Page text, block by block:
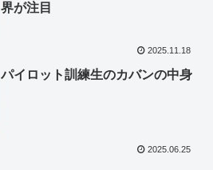
界が注目
2025.11.18
パイロット訓練生のカバンの中身
2025.06.25